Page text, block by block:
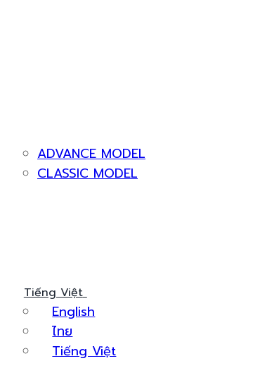
ADVANCE MODEL
CLASSIC MODEL
Tiếng Việt
English
ไทย
Tiếng Việt